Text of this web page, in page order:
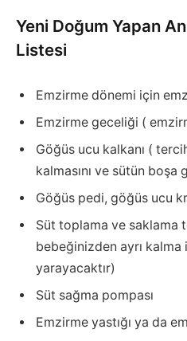
Yeni Doğum Yapan
Listesi
Emzirme dönemi için
Emzirme geceliği (
Göğüs ucu kalkanı (
kalmasını ve sütün boşa
Göğüs pedi, göğüs ucu
Süt toplama ve saklama
bebeğinizden ayrı
yarayacaktır)
Süt sağma pompası
Emzirme yastığı ya da